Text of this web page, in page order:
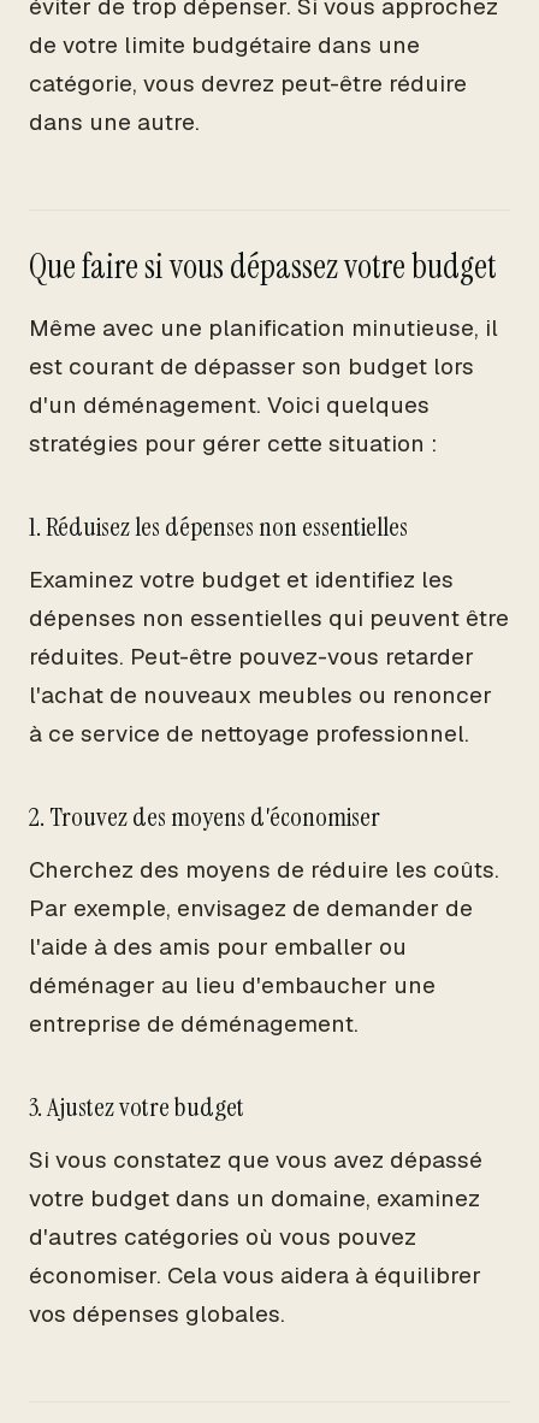
éviter de trop dépenser. Si vous approchez
de votre limite budgétaire dans une
catégorie, vous devrez peut-être réduire
dans une autre.
Que faire si vous dépassez votre budget
Même avec une planification minutieuse, il
est courant de dépasser son budget lors
d'un déménagement. Voici quelques
stratégies pour gérer cette situation :
1. Réduisez les dépenses non essentielles
Examinez votre budget et identifiez les
dépenses non essentielles qui peuvent être
réduites. Peut-être pouvez-vous retarder
l'achat de nouveaux meubles ou renoncer
à ce service de nettoyage professionnel.
2. Trouvez des moyens d'économiser
Cherchez des moyens de réduire les coûts.
Par exemple, envisagez de demander de
l'aide à des amis pour emballer ou
déménager au lieu d'embaucher une
entreprise de déménagement.
3. Ajustez votre budget
Si vous constatez que vous avez dépassé
votre budget dans un domaine, examinez
d'autres catégories où vous pouvez
économiser. Cela vous aidera à équilibrer
vos dépenses globales.